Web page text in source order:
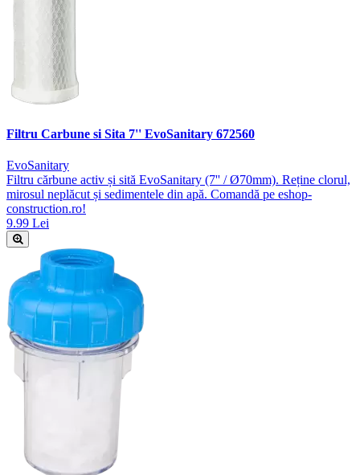
Filtru Carbune si Sita 7'' EvoSanitary 672560
EvoSanitary
Filtru cărbune activ și sită EvoSanitary (7'' / Ø70mm). Reține clorul,
mirosul neplăcut și sedimentele din apă. Comandă pe eshop-
construction.ro!
9.99 Lei